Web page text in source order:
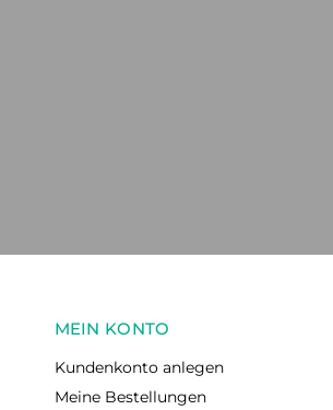
MEIN KONTO
Kundenkonto anlegen
Meine Bestellungen